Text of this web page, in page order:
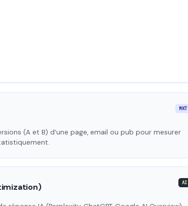
MKT
(A et B) d’une page, email ou pub pour mesurer
AI